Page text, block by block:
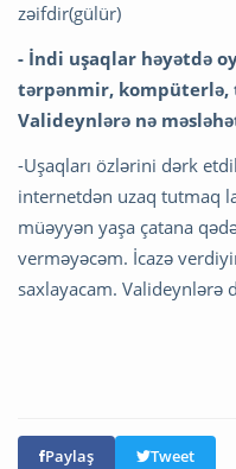
zəifdir(gülür)
- İndi uşaqlar həyətdə
tərpənmir,
Valideynlərə nə
-Uşaqları özlərini dərk
internetdən uzaq tutmaq
müəyyən yaşa çatana
verməyəcəm. İcazə
saxlayacam. Valideynlərə
Paylaş Tweet